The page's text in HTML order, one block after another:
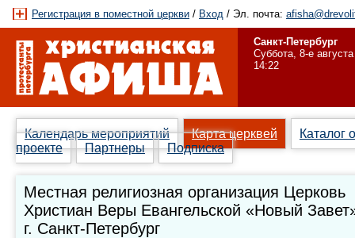
Регистрация в поместной церкви / Вход / Эл. почта:
Санкт-Петербург
Суббота, 8-е августа
14:22
Календарь мероприятий Карта церквей
Каталог
проекте
Партнеры Подписка
Местная религиозная организация Церковь
Христиан Веры Евангельской «Новый
г. Санкт-Петербург